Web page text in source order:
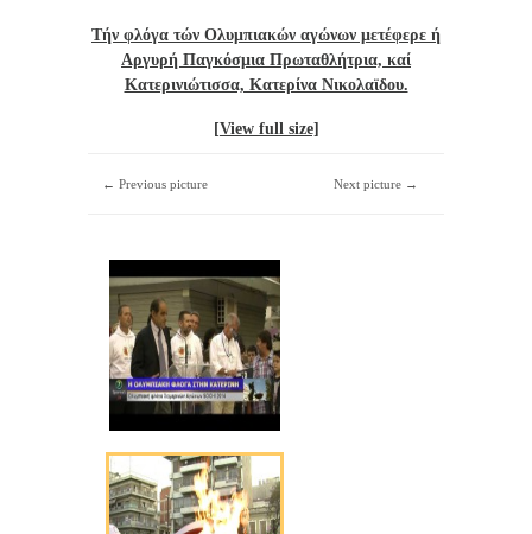
Τήν φλόγα τών Ολυμπιακών αγώνων μετέφερε ή
Αργυρή Παγκόσμια Πρωταθλήτρια, καί
Κατερινιώτισσα, Κατερίνα Νικολαϊδου.
[View full size]
← Previous picture Next picture →